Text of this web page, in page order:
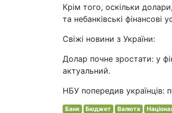
Крім того, оскільки
та небанківські
Свіжі новини з України:
Долар почне зростати: у
актуальний.
НБУ попередив українців:
Банк Бюджет Валюта